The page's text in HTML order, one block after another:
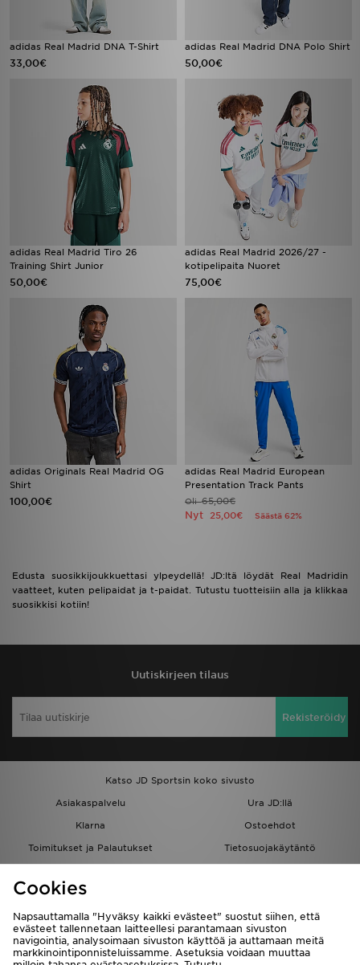
adidas Real Madrid DNA T-Shirt
33,00€
adidas Real Madrid DNA Polo Shirt
50,00€
adidas Real Madrid Tiro 26
Training Shirt Junior
50,00€
adidas Real Madrid 2026/27 -
kotipelipaita Nuoret
75,00€
adidas Originals Real Madrid OG
Shirt
100,00€
adidas Real Madrid European
Presentation Track Pants
Oli65,00€
Nyt 25,00€ Säästä 62%
Edusta suosikkijoukkuettasi ylpeydellä! JD:ltä löydät Real Madridin
vaatteet, kuten pelipaidat ja t-paidat. Tutustu tuotteisiin alla ja klikkaa
suosikkisi kotiin!
Uutiskirjeen tilaus
Rekisteröidy
Katso JD Sportsin koko sivusto
Asiakaspalvelu
Ura JD:llä
Klarna
Ostoehdot
Toimitukset ja Palautukset
Tietosuojakäytäntö
Löydä myymälä
Kumppanuusohjelma
JD Blog
Cookies
Napsauttamalla "Hyväksy kaikki evästeet" suostut siihen, että
evästeet tallennetaan laitteellesi parantamaan sivuston
navigointia, analysoimaan sivuston käyttöä ja auttamaan meitä
markkinointiponnisteluissamme. Asetuksia voidaan muuttaa